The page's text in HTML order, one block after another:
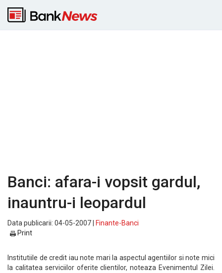
Banci: afara-i vopsit gardul,
inauntru-i leopardul
Data publicarii: 04-05-2007 |
Finante-Banci
Print
Institutiile de credit iau note mari la aspectul agentiilor si note mici
la calitatea serviciilor oferite clientilor, noteaza Evenimentul Zilei.